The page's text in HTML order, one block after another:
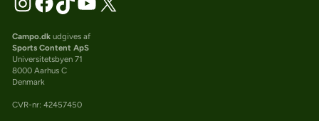
Campo.dkudgives af
Sports Content ApS
Universitetsbyen 71
8000 Aarhus C
Denmark
CVR-nr: 42457450